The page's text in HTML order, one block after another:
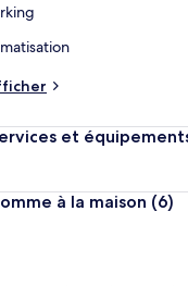
et
à la maison (6)